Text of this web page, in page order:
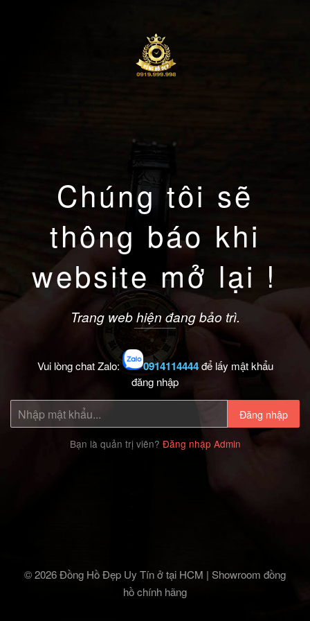
Chúng tôi sẽ
thông báo khi
website mở lại !
Trang web hiện đang bảo trì.
Vui lòng chat Zalo: 0914114444để lấy mật khẩu
đăng nhập
Đăng nhập
Bạn là quản trị viên? Đăng nhập Admin
© 2026 Đồng Hồ Đẹp Uy Tín ở tại HCM | Showroom đồng
hồ chính hãng‎